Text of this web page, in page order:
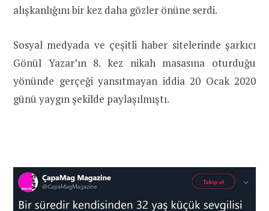
alışkanlığını bir kez daha gözler önüne serdi.
Sosyal medyada ve çeşitli haber sitelerinde şarkıcı
Gönül Yazar’ın 8. kez nikah masasına oturduğu
yönünde gerçeği yansıtmayan iddia 20 Ocak 2020
günü yaygın şekilde paylaşılmıştı.